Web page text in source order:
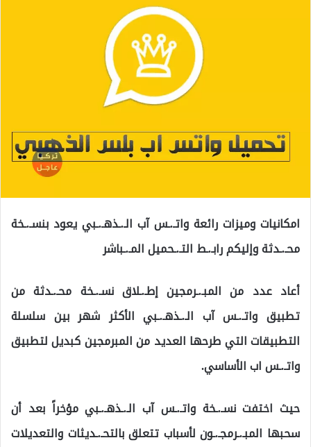
امكانيات وميزات رائعة واتـ.ـس آب الـ.ـذهـ.ـبي يعود بنسـ.ـخة
محـ.ـدثة وإليكم رابـ.ـط التـ.ـحميل المـ.ـباشر
أعاد عدد من المبـ.ـرمجين إطـ.ـلاق نسـ.ـخة محـ.ـدثة من
تطبيق واتـ.ـس آب الـ.ـذهـ.ـبي الأكثر شهر بين سلسلة
التطبيقات التي طرحها العديد من المبرمجين كبديل لتطبيق
واتـ.ـس اب الأساسي.
حيث اختفت نسـ.ـخة واتـ.ـس آب الـ.ـذهـ.ـبي مؤخراً بعد أن
سحبها المبـ.ـرمجـ.ـون لأسباب تتعلق بالتحـ.ـديثات والتعديلات